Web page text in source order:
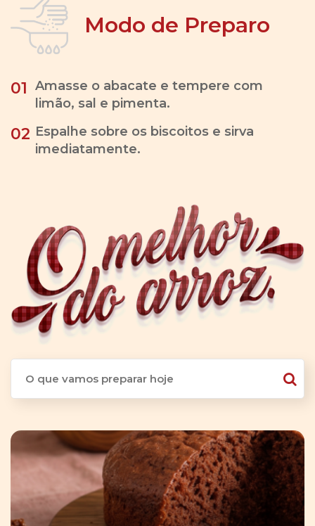
Modo de Preparo
01 Amasse o abacate e tempere com
limão, sal e pimenta.
02 Espalhe sobre os biscoitos e sirva
imediatamente.